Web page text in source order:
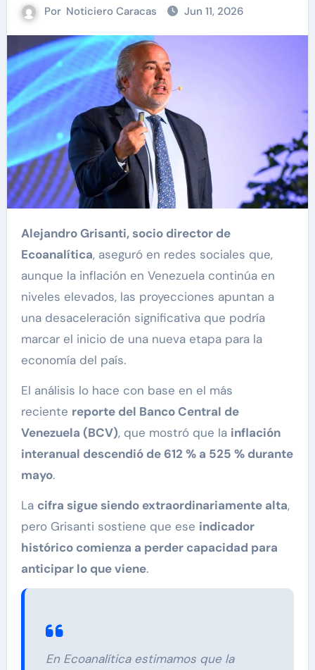
Por Noticiero Caracas Jun 11, 2026
Alejandro Grisanti, socio director de
Ecoanalítica, aseguró en redes sociales que,
aunque la inflación en Venezuela continúa en
niveles elevados, las proyecciones apuntan a
una desaceleración significativa que podría
marcar el inicio de una nueva etapa para la
economía del país.
El análisis lo hace con base en el más
reciente reporte del Banco Central de
Venezuela (BCV), que mostró que la inflación
interanual descendió de 612 % a 525 % durante
mayo.
La cifra sigue siendo extraordinariamente alta,
pero Grisanti sostiene que ese indicador
histórico comienza a perder capacidad para
anticipar lo que viene.
En Ecoanalítica estimamos que la